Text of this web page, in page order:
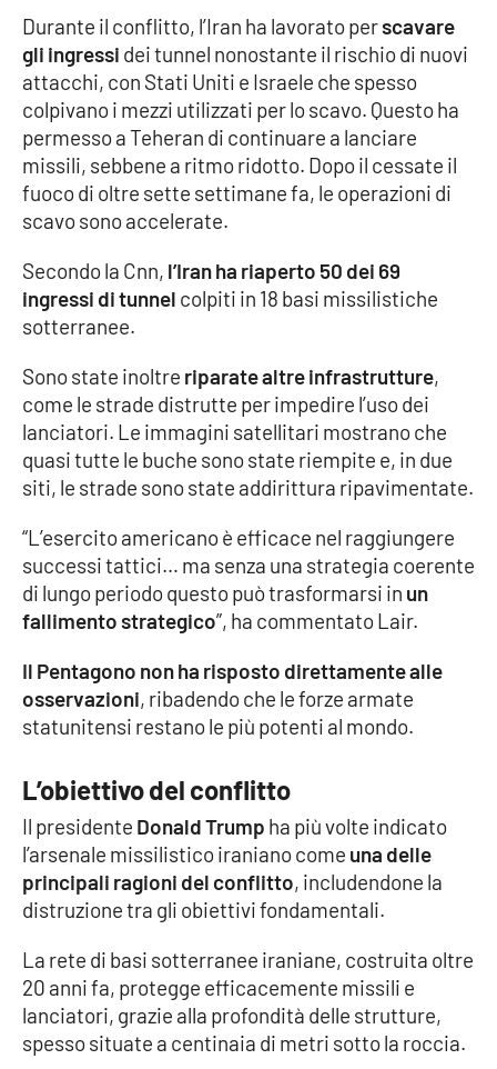
LaC Network
LaC OnAir
EDIZIONI
LOCALI
Catanzaro
Crotone
Vibo Valentia
Reggio Calabria
Cosenza
Lamezia Terme
PROGETTI
SPECIALI
Buona Sanità Calabria
LACALABRIAVISIONE
Eventi
Food
LAC
NETWORK
Durante il conflitto, l’Iran ha lavorato perscavare
gli ingressi dei tunnel nonostante il rischio di nuovi
attacchi, con Stati Uniti e Israele che spesso
colpivano i mezzi utilizzati per lo scavo. Questo ha
permesso a Teheran di continuare a lanciare
missili, sebbene a ritmo ridotto. Dopo il cessate il
fuoco di oltre sette settimane fa, le operazioni di
scavo sono accelerate.
Secondo la Cnn, l’Iran ha riaperto 50 dei 69
ingressi di tunnel colpiti in 18 basi missilistiche
sotterranee.
Sono state inoltre riparate altre infrastrutture,
come le strade distrutte per impedire l’uso dei
lanciatori. Le immagini satellitari mostrano che
quasi tutte le buche sono state riempite e, in due
siti, le strade sono state addirittura ripavimentate.
“L’esercito americano è efficace nel raggiungere
successi tattici… ma senza una strategia coerente
di lungo periodo questo può trasformarsi in un
fallimento strategico”, ha commentato Lair.
Il Pentagono non ha risposto direttamente alle
osservazioni, ribadendo che le forze armate
statunitensi restano le più potenti al mondo.
L’obiettivo del conflitto
Il presidente Donald Trump ha più volte indicato
l’arsenale missilistico iraniano come una delle
principali ragioni del conflitto, includendone la
distruzione tra gli obiettivi fondamentali.
La rete di basi sotterranee iraniane, costruita oltre
20 anni fa, protegge efficacemente missili e
lanciatori, grazie alla profondità delle strutture,
spesso situate a centinaia di metri sotto la roccia.